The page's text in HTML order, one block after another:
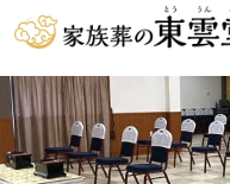
容
を
ス
キ
ッ